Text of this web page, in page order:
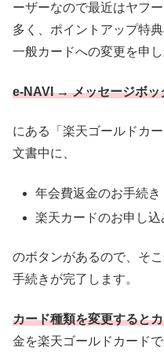
ーザーなので最近はヤフ
多く、ポイントアップ特
一般カードへの変更を申
e-NAVI → メッセージボ
にある「楽天ゴールドカ
文書中に、
年会費返金のお手続き
楽天カードのお申し込
のボタンがあるので、そ
手続きが完了します。
カード種類を変更すると
金を楽天ゴールドカード